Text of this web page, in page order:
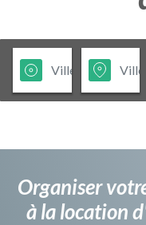
Organiser
à la location